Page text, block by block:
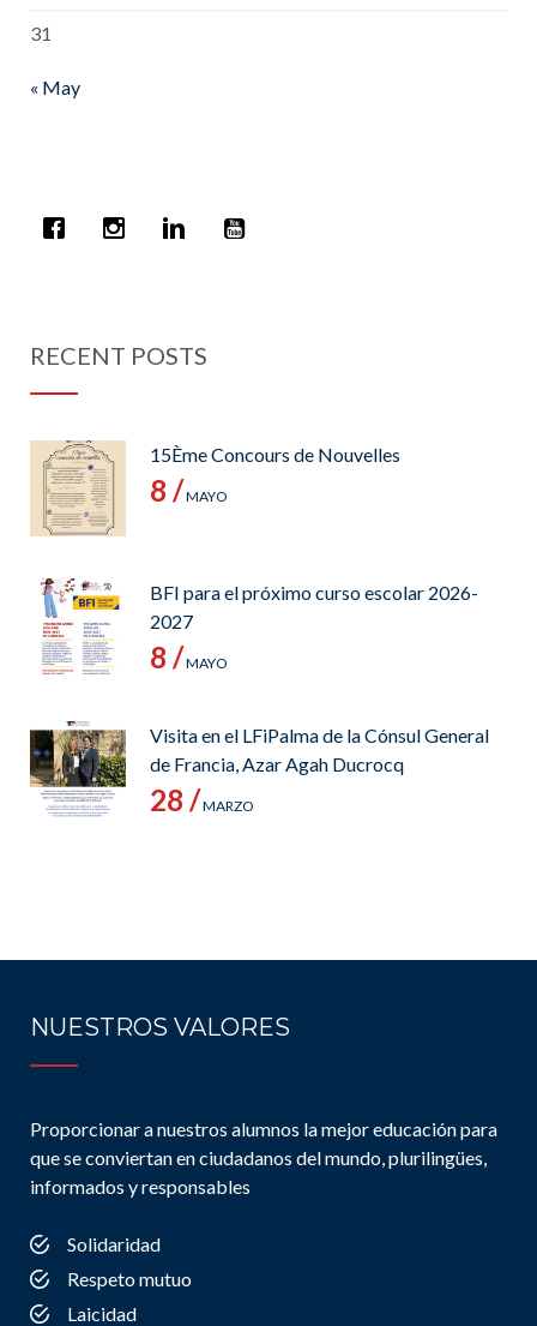
31
« May
RECENT POSTS
15Ème Concours de Nouvelles
8 /MAYO
BFI para el próximo curso escolar 2026-
2027
8 /MAYO
Visita en el LFiPalma de la Cónsul General
de Francia, Azar Agah Ducrocq
28 /MARZO
NUESTROS VALORES
Proporcionar a nuestros alumnos la mejor educación para
que se conviertan en ciudadanos del mundo, plurilingües,
informados y responsables
Solidaridad
Respeto mutuo
Laicidad